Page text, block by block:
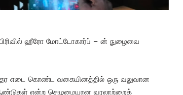
ஹீரோ மோட்டோகார்ப் – ன் நுழைவை
எடை கொண்ட வகையினத்தில் ஒரு வலுவான
என்ற செழுமையான வரலாற்றைக்